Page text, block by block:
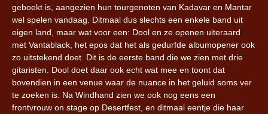
geboekt is, aangezien hun tourgenoten van Kadavar en Mantar
wel spelen vandaag. Ditmaal dus slechts een enkele band uit
eigen land, maar wat voor een: Dool en ze openen uiteraard
met Vantablack, het epos dat het als gedurfde albumopener ook
zo uitstekend doet. Dit is de eerste band die we zien met drie
gitaristen. Dool doet daar ook echt wat mee en toont dat
bovendien in een venue waar de nuance in het geluid soms ver
te zoeken is. Na Windhand zien we ook nog eens een
frontvrouw on stage op Desertfest, en ditmaal eentje die haar